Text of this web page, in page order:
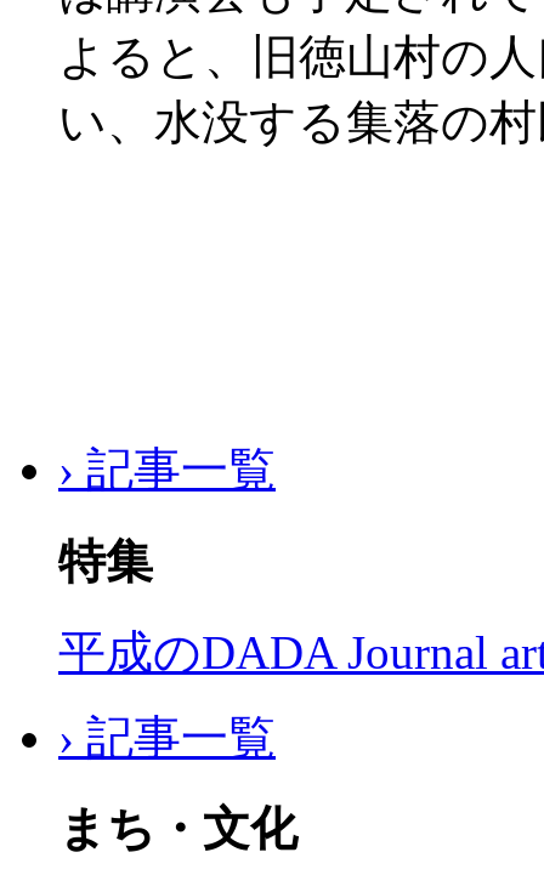
よると、旧徳山村の
い、水没する集落
› 記事一覧
特集
平成のDADA Journal
› 記事一覧
まち・文化